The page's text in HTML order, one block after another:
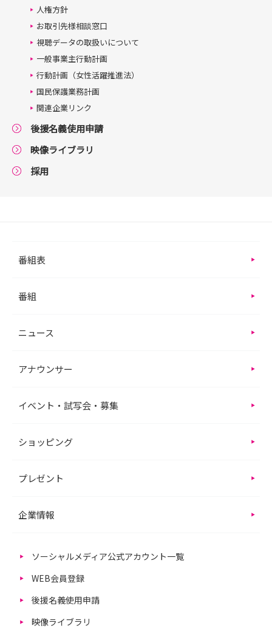
人権方針
お取引先様相談窓口
視聴データの取扱いについて
一般事業主行動計画
行動計画（女性活躍推進法）
国民保護業務計画
関連企業リンク
後援名義使用申請
映像ライブラリ
採用
番組表
番組
ニュース
アナウンサー
イベント・試写会・募集
ショッピング
プレゼント
企業情報
ソーシャルメディア公式アカウント一覧
WEB会員登録
後援名義使用申請
映像ライブラリ